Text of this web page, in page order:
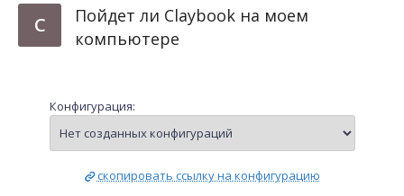
C
Пойдет ли Claybook на моем
компьютере
Конфигурация:
скопировать ссылку на конфигурацию